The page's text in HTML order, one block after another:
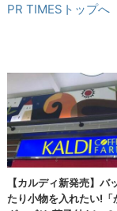
PR TIMESトップへ